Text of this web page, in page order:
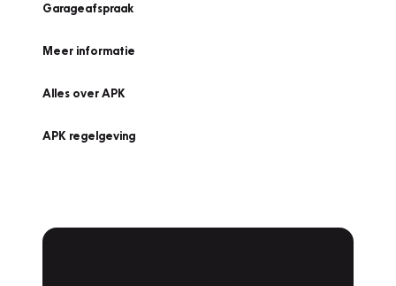
Garageafspraak
Meer informatie
Alles over APK
APK regelgeving